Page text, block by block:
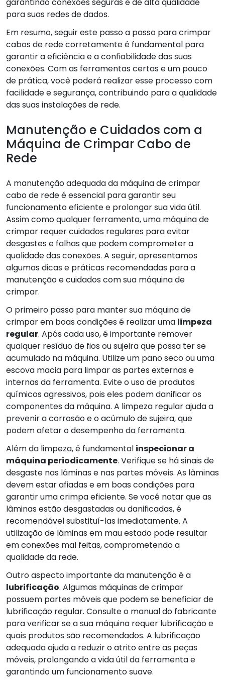
para suas redes de dados.
Em resumo, seguir este passo a passo para crimpar
cabos de rede corretamente é fundamental para
garantir a eficiência e a confiabilidade das suas
conexões. Com as ferramentas certas e um pouco
de prática, você poderá realizar esse processo com
facilidade e segurança, contribuindo para a qualidade
das suas instalações de rede.
Manutenção e Cuidados com a
Máquina de Crimpar Cabo de
Rede
A manutenção adequada da máquina de crimpar
cabo de rede é essencial para garantir seu
funcionamento eficiente e prolongar sua vida útil.
Assim como qualquer ferramenta, uma máquina de
crimpar requer cuidados regulares para evitar
desgastes e falhas que podem comprometer a
qualidade das conexões. A seguir, apresentamos
algumas dicas e práticas recomendadas para a
manutenção e cuidados com sua máquina de
crimpar.
O primeiro passo para manter sua máquina de
crimpar em boas condições é realizar uma limpeza
regular. Após cada uso, é importante remover
qualquer resíduo de fios ou sujeira que possa ter se
acumulado na máquina. Utilize um pano seco ou uma
escova macia para limpar as partes externas e
internas da ferramenta. Evite o uso de produtos
químicos agressivos, pois eles podem danificar os
componentes da máquina. A limpeza regular ajuda a
prevenir a corrosão e o acúmulo de sujeira, que
podem afetar o desempenho da ferramenta.
Além da limpeza, é fundamental inspecionar a
máquina periodicamente. Verifique se há sinais de
desgaste nas lâminas e nas partes móveis. As lâminas
devem estar afiadas e em boas condições para
garantir uma crimpa eficiente. Se você notar que as
lâminas estão desgastadas ou danificadas, é
recomendável substituí-las imediatamente. A
utilização de lâminas em mau estado pode resultar
em conexões mal feitas, comprometendo a
qualidade da rede.
Outro aspecto importante da manutenção é a
lubrificação. Algumas máquinas de crimpar
possuem partes móveis que podem se beneficiar de
lubrificação regular. Consulte o manual do fabricante
para verificar se a sua máquina requer lubrificação e
quais produtos são recomendados. A lubrificação
adequada ajuda a reduzir o atrito entre as peças
móveis, prolongando a vida útil da ferramenta e
garantindo um funcionamento suave.